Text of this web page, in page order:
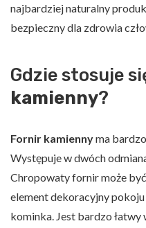
najbardziej naturalny
bezpieczny dla zdrowia
Gdzie stosuje
kamienny?
Fornir kamiennyma
Występuje w dwóch
Chropowaty fornir może
element dekoracyjny
kominka. Jest bardzo